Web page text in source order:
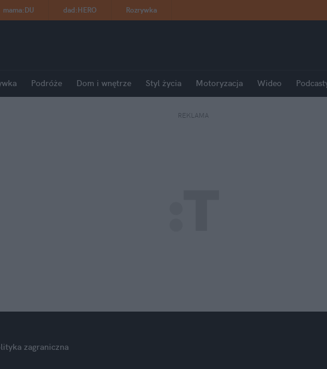
mama:DU dad:HERO Rozrywka
Podróże Dom i wnętrze Styl życia Motoryzacja Wideo
REKLAMA
zagraniczna